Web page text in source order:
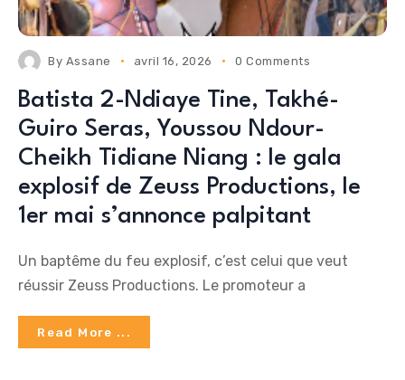
By Assane avril 16, 2026 0 Comments
Batista 2-Ndiaye Tine, Takhé-
Guiro Seras, Youssou Ndour-
Cheikh Tidiane Niang : le gala
explosif de Zeuss Productions, le
1er mai s’annonce palpitant
Un baptême du feu explosif, c’est celui que veut
réussir Zeuss Productions. Le promoteur a
Read More ...